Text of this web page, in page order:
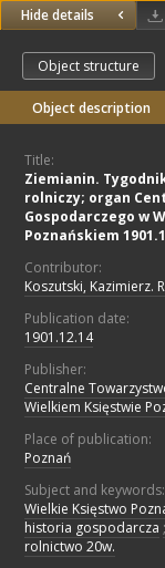
Hide details
Object structure
Object description
Title:
Ziemianin.
rolniczy; organ
Gospodarczego w
Poznańskiem
Contributor:
Koszutski, Kazimierz.
Publication date:
1901.12.14
Publisher:
Centralne
Wielkiem Księstwie
Place of publication:
Poznań
Subject and keywords:
Wielkie Księstwo
historia gospodarcza ;
rolnictwo 20w.